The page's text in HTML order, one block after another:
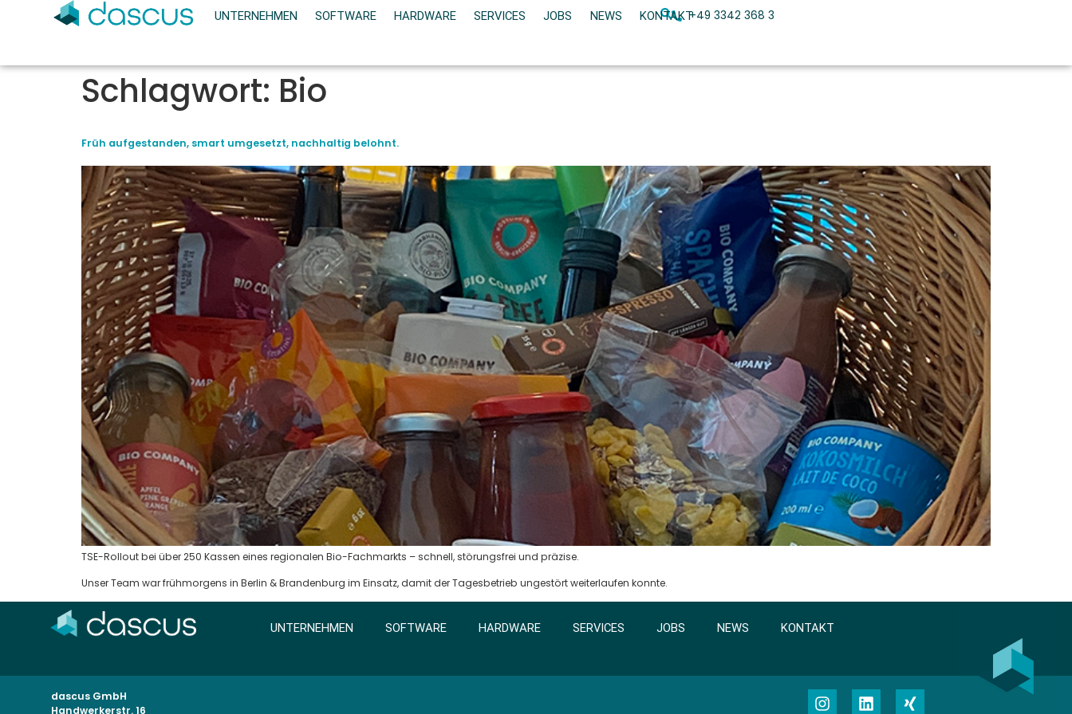
UNTERNEHMEN SOFTWARE HARDWARE SERVICES JOBS NEWS KONTAKT+49 3342 368 3
Schlagwort: Bio
Früh aufgestanden, smart umgesetzt, nachhaltig belohnt.
TSE-Rollout bei über 250 Kassen eines regionalen Bio-Fachmarkts – schnell, störungsfrei und präzise.
Unser Team war frühmorgens in Berlin & Brandenburg im Einsatz, damit der Tagesbetrieb ungestört weiterlaufen konnte.
UNTERNEHMEN SOFTWARE HARDWARE SERVICES JOBS NEWS KONTAKT
dascus GmbH
Handwerkerstr. 16